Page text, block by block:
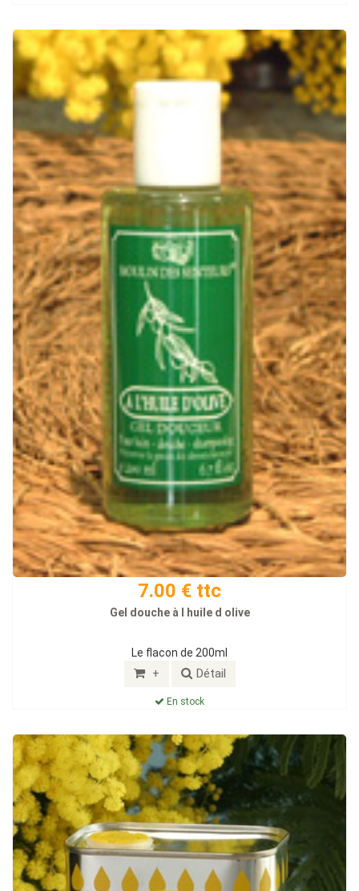
7.00 € ttc
Gel douche à l huile d olive
Le flacon de 200ml
+ Détail
En stock